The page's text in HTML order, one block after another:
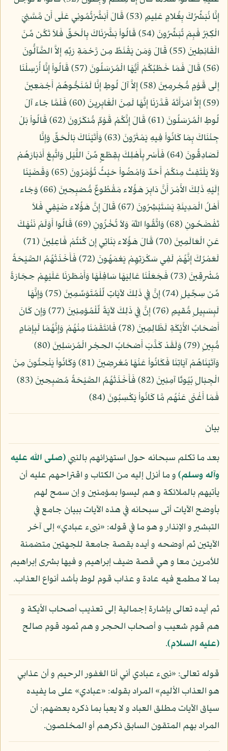
إِنَّا نُبَشِّرُكَ بِغُلامٍ عَلِيمٍ (53) قَالَ أَبَشَّرْتُمُونِي عَلَى أَن مَّسَّنِيَ
الْكِبَرُ فَبِمَ تُبَشِّرُونَ (54) قَالُواْ بَشَّرْنَاكَ بِالْحَقِّ فَلاَ تَكُن مِّنَ
الْقَانِطِينَ (55) قَالَ وَمَن يَقْنَطُ مِن رَّحْمَةِ رَبِّهِ إِلاَّ الضَّآلُّونَ
(56) قَالَ فَمَا خَطْبُكُمْ أَيُّهَا الْمُرْسَلُونَ (57) قَالُواْ إِنَّا أُرْسِلْنَا
إِلَى قَوْمٍ مُّجْرِمِينَ (58) إِلاَّ آلَ لُوطٍ إِنَّا لَمُنَجُّوهُمْ أَجْمَعِينَ
(59) إِلاَّ امْرَأَتَهُ قَدَّرْنَا إِنَّهَا لَمِنَ الْغَابِرِينَ (60) فَلَمَّا جَاء آلَ
لُوطٍ الْمُرْسَلُونَ (61) قَالَ إِنَّكُمْ قَوْمٌ مُّنكَرُونَ (62) قَالُواْ بَلْ
جِئْنَاكَ بِمَا كَانُواْ فِيهِ يَمْتَرُونَ (63) وَأَتَيْنَاكَ بَالْحَقِّ وَإِنَّا
لَصَادِقُونَ (64) فَأَسْرِ بِأَهْلِكَ بِقِطْعٍ مِّنَ اللَّيْلِ وَاتَّبِعْ أَدْبَارَهُمْ
وَلاَ يَلْتَفِتْ مِنكُمْ أَحَدٌ وَامْضُواْ حَيْثُ تُؤْمَرُونَ (65) وَقَضَيْنَا
إِلَيْهِ ذَلِكَ الأَمْرَ أَنَّ دَابِرَ هَؤُلاء مَقْطُوعٌ مُّصْبِحِينَ (66) وَجَاء
أَهْلُ الْمَدِينَةِ يَسْتَبْشِرُونَ (67) قَالَ إِنَّ هَؤُلاء ضَيْفِي فَلاَ
تَفْضَحُونِ (68) وَاتَّقُوا اللّهَ وَلاَ تُخْزُونِ (69) قَالُوا أَوَلَمْ نَنْهَكَ
عَنِ الْعَالَمِينَ (70) قَالَ هَؤُلاء بَنَاتِي إِن كُنتُمْ فَاعِلِينَ (71)
لَعَمْرُكَ إِنَّهُمْ لَفِي سَكْرَتِهِمْ يَعْمَهُونَ (72) فَأَخَذَتْهُمُ الصَّيْحَةُ
مُشْرِقِينَ (73) فَجَعَلْنَا عَالِيَهَا سَافِلَهَا وَأَمْطَرْنَا عَلَيْهِمْ حِجَارَةً
مِّن سِجِّيلٍ (74) إِنَّ فِي ذَلِكَ لآيَاتٍ لِّلْمُتَوَسِّمِينَ (75) وَإِنَّهَا
لَبِسَبِيلٍ مُّقيمٍ (76) إِنَّ فِي ذَلِكَ لآيَةً لِّلْمُؤمِنِينَ (77) وَإِن كَانَ
أَصْحَابُ الأَيْكَةِ لَظَالِمِينَ (78) فَانتَقَمْنَا مِنْهُمْ وَإِنَّهُمَا لَبِإِمَامٍ
مُّبِينٍ (79) وَلَقَدْ كَذَّبَ أَصْحَابُ الحِجْرِ الْمُرْسَلِينَ (80)
وَآتَيْنَاهُمْ آيَاتِنَا فَكَانُواْ عَنْهَا مُعْرِضِينَ (81) وَكَانُواْ يَنْحِتُونَ مِنَ
الْجِبَالِ بُيُوتًا آمِنِينَ (82) فَأَخَذَتْهُمُ الصَّيْحَةُ مُصْبِحِينَ (83)
فَمَا أَغْنَى عَنْهُم مَّا كَانُواْ يَكْسِبُونَ (84)
بيان
بعد ما تكلم سبحانه حول استهزائهم بالنبي(صلى الله عليه
وآله وسلم)و ما أنزل إليه من الكتاب و اقتراحهم عليه أن
يأتيهم بالملائكة و هم ليسوا بمؤمنين و إن سمح لهم
بأوضح الآيات أتى سبحانه في هذه الآيات ببيان جامع في
التبشير و الإنذار و هو ما في قوله: «نبىء عبادي» إلى آخر
الآيتين ثم أوضحه و أيده بقصة جامعة للجهتين متضمنة
للأمرين معا و هي قصة ضيف إبراهيم و فيها بشرى إبراهيم
بما لا مطمع فيه عادة و عذاب قوم لوط بأشد أنواع العذاب.
ثم أيده تعالى بإشارة إجمالية إلى تعذيب أصحاب الأيكة و
هم قوم شعيب و أصحاب الحجر و هم ثمود قوم صالح
(عليه السلام).
قوله تعالى: «نبىء عبادي أني أنا الغفور الرحيم و أن عذابي
هو العذاب الأليم» المراد بقوله: «عبادي» على ما يفيده
سياق الآيات مطلق العباد و لا يعبأ بما ذكره بعضهم: أن
المراد بهم المتقون السابق ذكرهم أو المخلصون.